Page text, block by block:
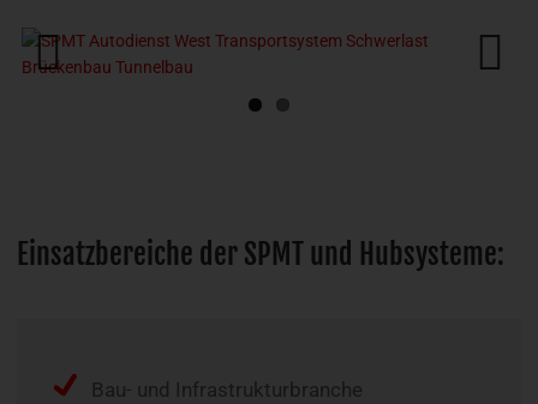
Einsatzbereiche der SPMT und Hubsysteme:
Bau- und Infrastrukturbranche